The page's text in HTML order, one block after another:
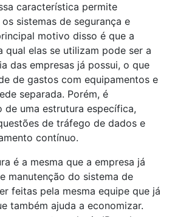
característica permite
sistemas de segurança e
motivo disso é que a
qual elas se utilizam pode ser a
das empresas já possui, o que
de gastos com equipamentos e
separada. Porém, é
de uma estrutura específica,
de tráfego de dados e
contínuo.
é a mesma que a empresa já
manutenção do sistema de
feitas pela mesma equipe que já
também ajuda a economizar.